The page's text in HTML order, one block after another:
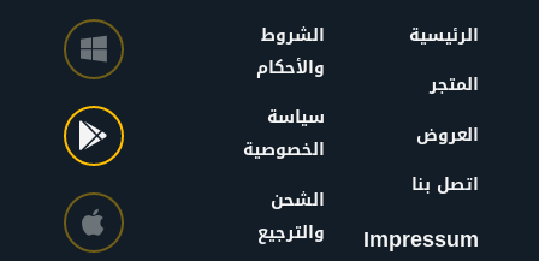
الرئيسية
المتجر
العروض
اتصل بنا
Impressum
الشروط
والأحكام
سياسة
الخصوصية
الشحن
والترجيع